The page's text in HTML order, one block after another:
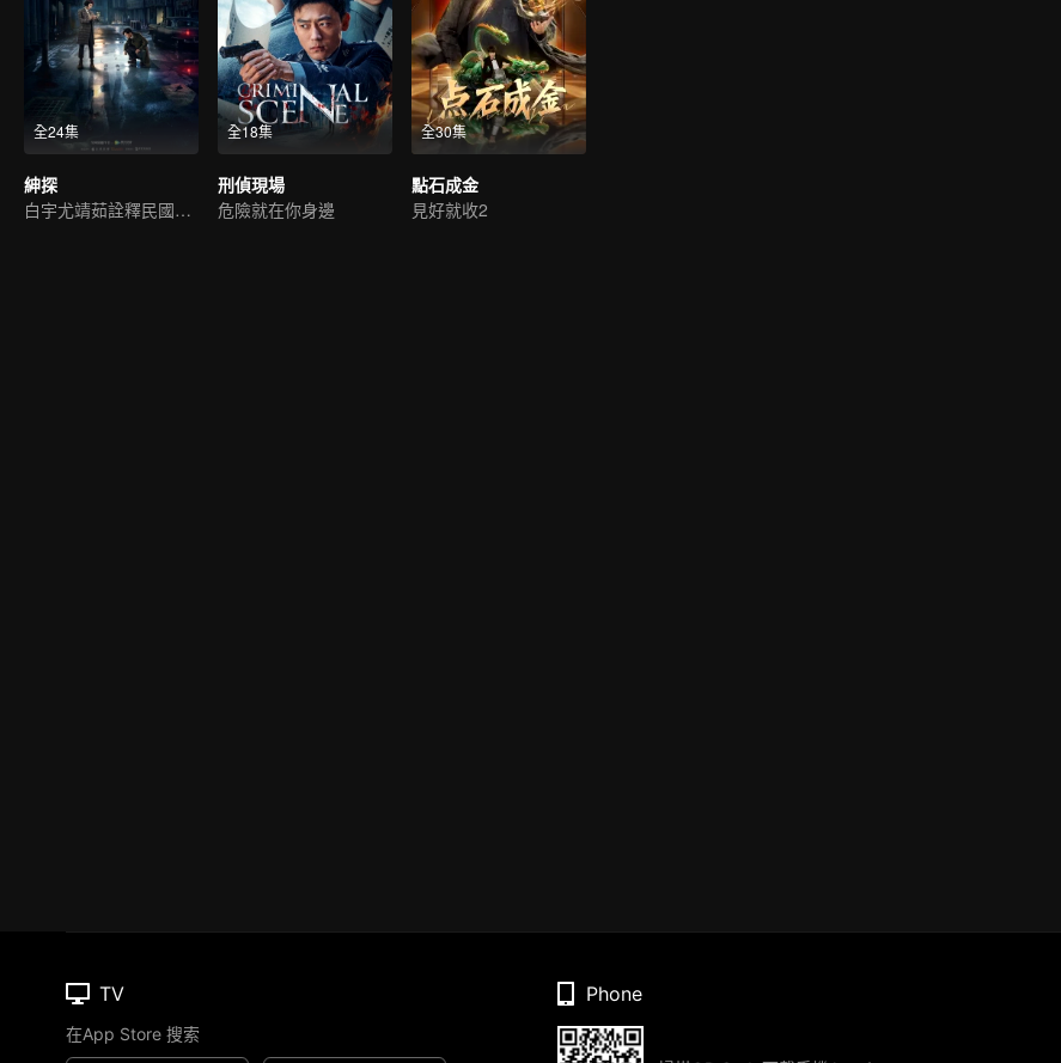
全24集
紳探
白宇尤靖茹詮釋民國偵探範
全18集
刑偵現場
危險就在你身邊
全30集
點石成金
見好就收2
TV
在App Store 搜索
Phone